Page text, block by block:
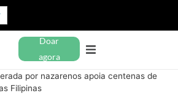
Doar
agora
por nazarenos apoia centenas de
Filipinas